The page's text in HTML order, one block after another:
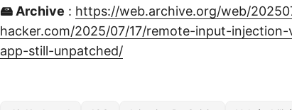
🖴 Archive : https://web.archive.org/web/
hacker.com/2025/07/17/remote-input-
app-still-unpatched/